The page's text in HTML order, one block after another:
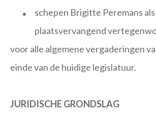
●
schepen Brigitte Peremans als
plaatsvervangend
voor alle algemene vergaderingen
einde van de huidige legislatuur.
JURIDISCHE GRONDSLAG